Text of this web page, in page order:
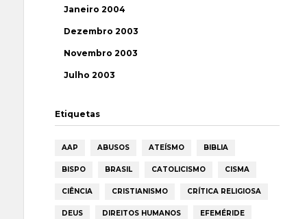
Janeiro 2004
Dezembro 2003
Novembro 2003
Julho 2003
Etiquetas
AAP ABUSOS ATEÍSMO BIBLIA
BISPO BRASIL CATOLICISMO CISMA
CIÊNCIA CRISTIANISMO CRÍTICA RELIGIOSA
DEUS DIREITOS HUMANOS EFEMÉRIDE